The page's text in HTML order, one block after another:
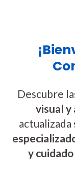
Descubre
visual y
actualizada
y